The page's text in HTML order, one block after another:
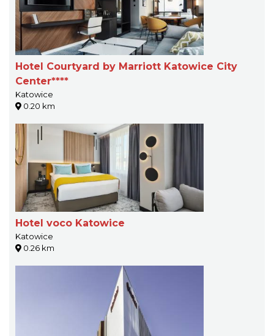
Hotel Courtyard by Marriott Katowice City
Center****
Katowice
0.20 km
Hotel voco Katowice
Katowice
0.26 km